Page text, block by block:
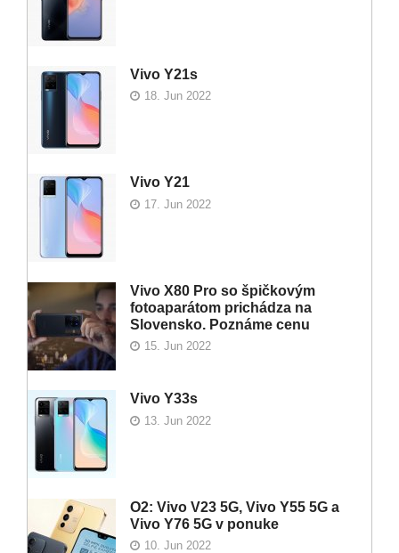
Vivo Y21s
18. Jun 2022
Vivo Y21
17. Jun 2022
Vivo X80 Pro so špičkovým
fotoaparátom prichádza na
Slovensko. Poznáme cenu
15. Jun 2022
Vivo Y33s
13. Jun 2022
O2: Vivo V23 5G, Vivo Y55 5G a
Vivo Y76 5G v ponuke
10. Jun 2022